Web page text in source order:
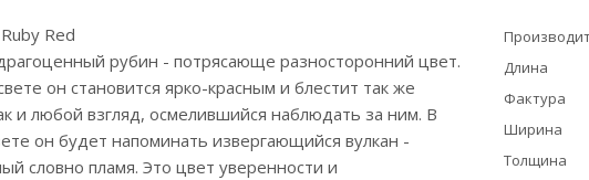
Red
рубин - потрясающе разносторонний цвет.
он становится ярко-красным и блестит так же
и любой взгляд, осмелившийся наблюдать за ним. В
он будет напоминать извергающийся вулкан -
словно пламя. Это цвет уверенности и
Длина
Фактура
Ширина
Толщина